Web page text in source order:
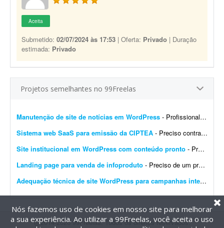
Aceita
Submetido: 02/07/2024 às 17:53 | Oferta: Privado | Duração
estimada: Privado
Projetos semelhantes no 99Freelas
Manutenção de site de notícias em WordPress - Profissional para realizar manutenção, configuração de automações, melhoria visual e atualização de site de notícias em WordPress. At...
Sistema web SaaS para emissão da CIPTEA - Preciso contratar um desenvolvedor ou equipe para criar um sistema web (SaaS multi-tenant) voltado para a emissão digital da CIPTEA (Carteira de Identificação da Pessoa com Tra...
Site institucional em WordPress com conteúdo pronto - Preciso de um desenvolvedor WordPress para criar um site institucional simples, de aproximadamente 5 páginas (Home). - O projeto é cultural (Cuidadores da Memória - Encontro R...
Landing page para venda de infoproduto - Preciso de um profissional que crie uma landing page com foco em conversão para um infoproduto. A página deve ter conteúdo e layout focados em vendas, com elementos que incent...
Adequação técnica de site WordPress para campanhas internacionais
@2014-2026 99Freelas. Todos os direitos reservados.
Nós fazemos uso de cookies em nosso site para melhorar
a sua experiência. Ao utilizar a 99Freelas, você aceita o uso